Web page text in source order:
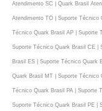
Atendimento SC | Quark Brasil
Atendimento TO | Suporte Técnico
Técnico Quark Brasil AP | Suporte
Suporte Técnico Quark Brasil CE |
Brasil ES | Suporte Técnico Quark
Quark Brasil MT | Suporte Técnico
Técnico Quark Brasil PA | Suporte
Suporte Técnico Quark Brasil PE |